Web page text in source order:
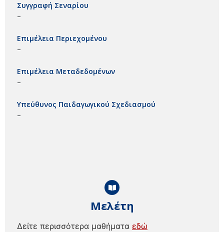
Μελέτη
Δείτε περισσότερα μαθήματα εδώ
Συγγραφή Σεναρίου
–
Επιμέλεια Περιεχομένου
–
Επιμέλεια Μεταδεδομένων
–
Υπεύθυνος Παιδαγωγικού Σχεδιασμού
–